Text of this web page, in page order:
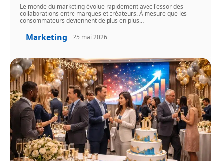
Le monde du marketing évolue rapidement avec l'essor des
collaborations entre marques et créateurs. À mesure que les
consommateurs deviennent de plus en plus…
Marketing 25 mai 2026